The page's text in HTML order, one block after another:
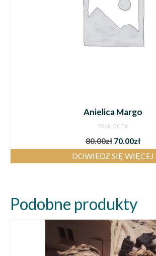
Anielica Margo
BRAK OCEN
80.00zł 70.00zł
DOWIEDZ SIĘ WIĘCEJ
Podobne produkty